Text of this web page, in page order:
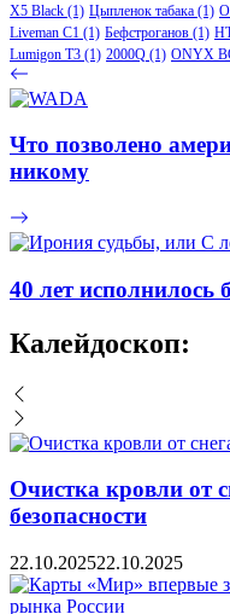
X5 Black (1) Цыпленок табака (1)
Liveman C1 (1) Бефстроганов (1)
Lumigon T3 (1) 2000Q (1) ONYX
Что позволено
никому
40 лет исполнилось
Калейдоскоп:
Очистка кровли от
безопасности
22.10.202522.10.2025